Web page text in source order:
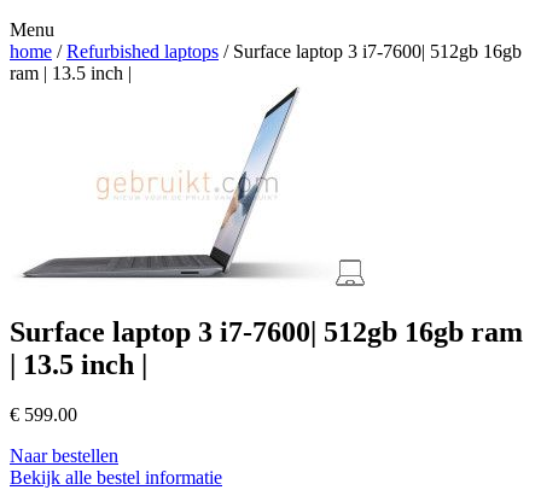
Menu
home /Refurbished laptops / Surface laptop 3 i7-7600| 512gb 16gb
ram | 13.5 inch |
Surface laptop 3 i7-7600| 512gb 16gb ram
| 13.5 inch |
€ 599.00
Naar bestellen
Bekijk alle bestel informatie